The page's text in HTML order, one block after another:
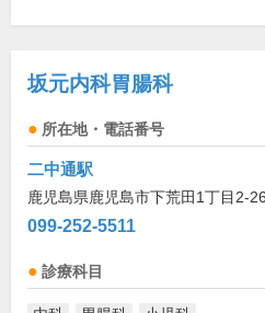
坂元内科胃腸科
所在地・電話番号
二中通駅
鹿児島県鹿児島市下荒田1丁目2-26
099-252-5511
診療科目